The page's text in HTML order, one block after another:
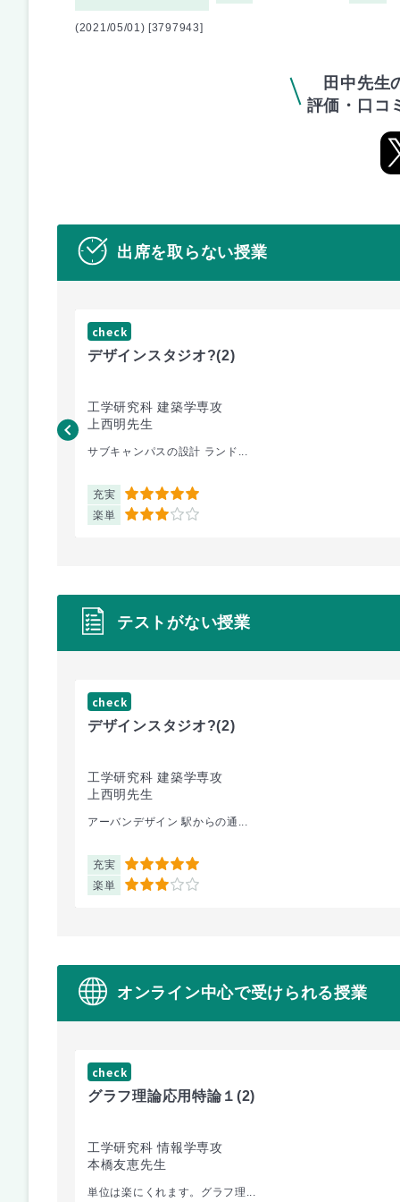
(2021/05/01) [3797943]
田中先生
評価・口コ
出席を取らない授業
check
デザインスタジオ?(2)
工学研究科 建築学専攻
上西明先生
サブキャンパスの設計 ランド...
充実 5
楽単 3
テストがない授業
check
デザインスタジオ?(2)
工学研究科 建築学専攻
上西明先生
アーバンデザイン 駅からの通...
充実 5
楽単 3
オンライン中心で受けられる授業
check
グラフ理論応用特論１ (2)
工学研究科 情報学専攻
本橋友恵先生
単位は楽にくれます。グラフ理...